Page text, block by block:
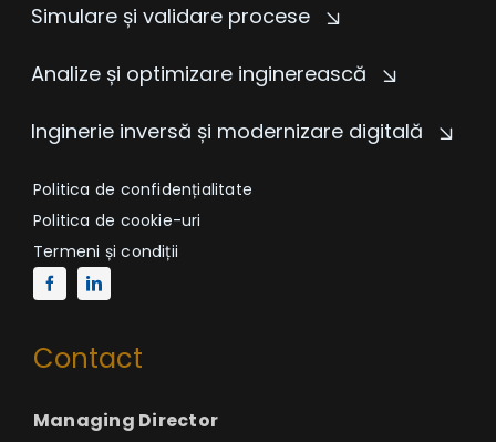
Simulare și validare procese
Analize și optimizare inginerească
Inginerie inversă și modernizare digitală
Politica de confidențialitate
Politica de cookie-uri
Termeni și condiții
Contact
Managing Director